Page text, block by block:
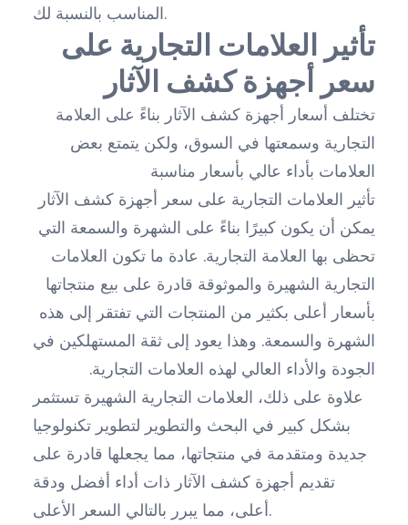
المناسب بالنسبة لك.
تأثير العلامات التجارية على
سعر أجهزة كشف الآثار
تختلف أسعار أجهزة كشف الآثار بناءً على العلامة
التجارية وسمعتها في السوق، ولكن يتمتع بعض
العلامات بأداء عالي بأسعار مناسبة
تأثير العلامات التجارية على سعر أجهزة كشف الآثار
يمكن أن يكون كبيرًا بناءً على الشهرة والسمعة التي
تحظى بها العلامة التجارية. عادة ما تكون العلامات
التجارية الشهيرة والموثوقة قادرة على بيع منتجاتها
بأسعار أعلى بكثير من المنتجات التي تفتقر إلى هذه
الشهرة والسمعة. وهذا يعود إلى ثقة المستهلكين في
الجودة والأداء العالي لهذه العلامات التجارية.
علاوة على ذلك، العلامات التجارية الشهيرة تستثمر
بشكل كبير في البحث والتطوير لتطوير تكنولوجيا
جديدة ومتقدمة في منتجاتها، مما يجعلها قادرة على
تقديم أجهزة كشف الآثار ذات أداء أفضل ودقة
أعلى، مما يبرر بالتالي السعر الأعلى.